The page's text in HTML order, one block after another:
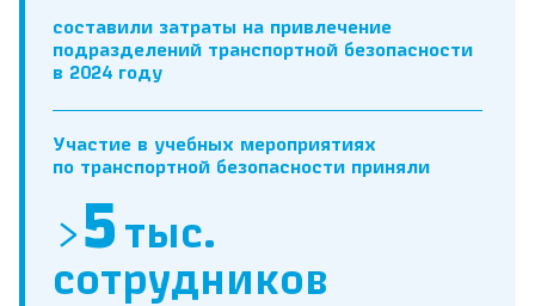
составили затраты на привлечение
подразделений транспортной безопасности
в 2024 году
Участие в учебных мероприятиях
по транспортной безопасности приняли
>5 тыс.
сотрудников